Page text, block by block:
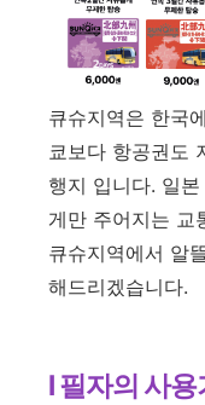
큐슈지역은 한국
쿄보다 항공권도
행지 입니다. 일
게만 주어지는 교
큐슈지역에서 알
해드리겠습니다.
l 필자의 사용